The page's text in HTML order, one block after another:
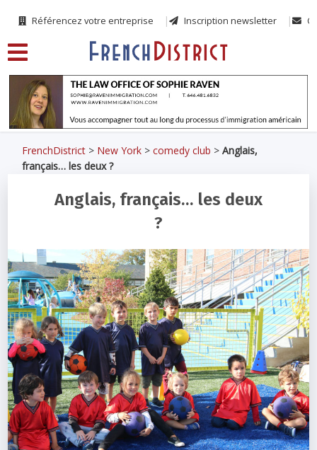
Référencez votre entreprise Inscription newsletter
FrenchDistrict > New York >comedy club >Anglais,
français… les deux ?
Anglais, français… les deux
?